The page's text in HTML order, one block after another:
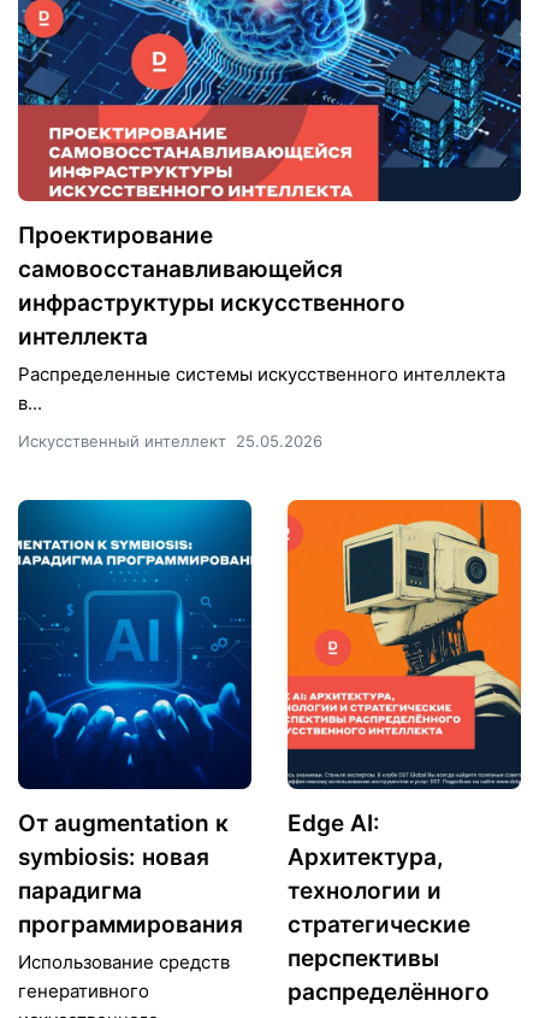
Проектирование
самовосстанавливающейся
инфраструктуры искусственного
интеллекта
Распределенные системы искусственного интеллекта
в...
Искусственный интеллект 25.05.2026
От augmentation к
symbiosis: новая
парадигма
программирования
Использование средств
генеративного
Edge AI:
Архитектура,
технологии и
стратегические
перспективы
распределённого